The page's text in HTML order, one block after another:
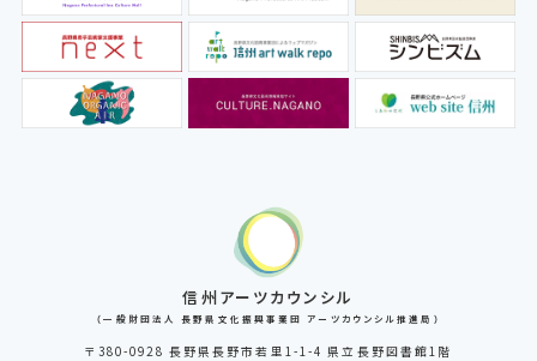
信州アーツカウンシル
（一般財団法人 長野県文化振興事業団 アーツカウンシル推進局）
〒380-0928 長野県長野市若里1-1-4 県立長野図書館1階